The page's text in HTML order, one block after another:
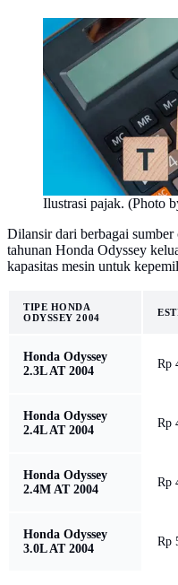
Ilustrasi pajak. (Photo
Dilansir dari berbagai
tahunan Honda Odyssey
kapasitas mesin untuk
TIPE HONDA
ODYSSEY 2004
Honda Odyssey
2.3L AT 2004
Rp
Honda Odyssey
2.4L AT 2004
Rp
Honda Odyssey
2.4M AT 2004
Rp
Honda Odyssey
3.0L AT 2004
Rp